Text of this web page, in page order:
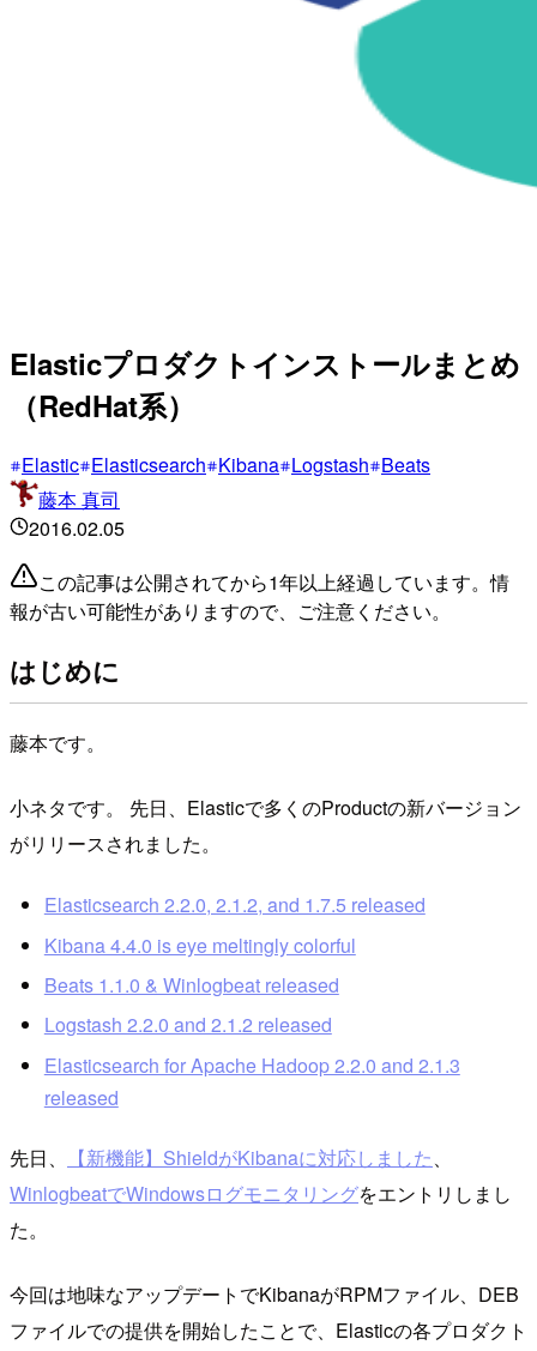
Elasticプロダクトインストールまとめ
（RedHat系）
Elastic Elasticsearch Kibana Logstash Beats
藤本 真司
2016.02.05
この記事は公開されてから1年以上経過しています。情
報が古い可能性がありますので、ご注意ください。
はじめに
藤本です。
小ネタです。 先日、Elasticで多くのProductの新バージョン
がリリースされました。
Elasticsearch 2.2.0, 2.1.2, and 1.7.5 released
Kibana 4.4.0 is eye meltingly colorful
Beats 1.1.0 & Winlogbeat released
Logstash 2.2.0 and 2.1.2 released
Elasticsearch for Apache Hadoop 2.2.0 and 2.1.3
released
先日、 【新機能】ShieldがKibanaに対応しました、
WinlogbeatでWindowsログモニタリングをエントリしまし
た。
今回は地味なアップデートでKibanaがRPMファイル、DEB
ファイルでの提供を開始したことで、Elasticの各プロダクト